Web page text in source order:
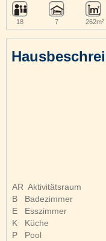
AR Aktivitätsraum
B
Badezimmer
E
Esszimmer
K
Küche
P
Pool
18 7 262m²